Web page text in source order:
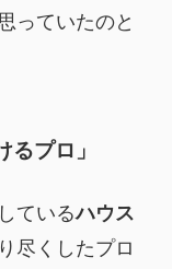
っていたのと
プロ」
ているハウス
尽くしたプロ